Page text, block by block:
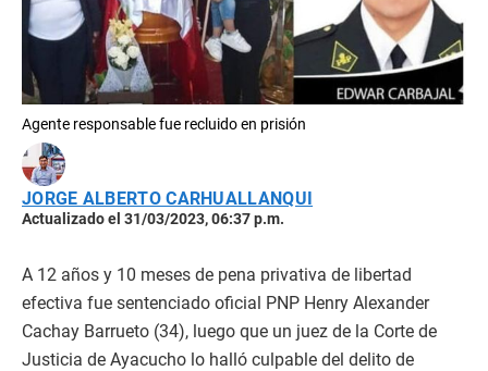
Agente responsable fue recluido en prisión
JORGE ALBERTO CARHUALLANQUI
Actualizado el 31/03/2023, 06:37 p.m.
A 12 años y 10 meses de pena privativa de libertad
efectiva fue sentenciado oficial PNP Henry Alexander
Cachay Barrueto (34), luego que un juez de la Corte de
Justicia de Ayacucho lo halló culpable del delito de